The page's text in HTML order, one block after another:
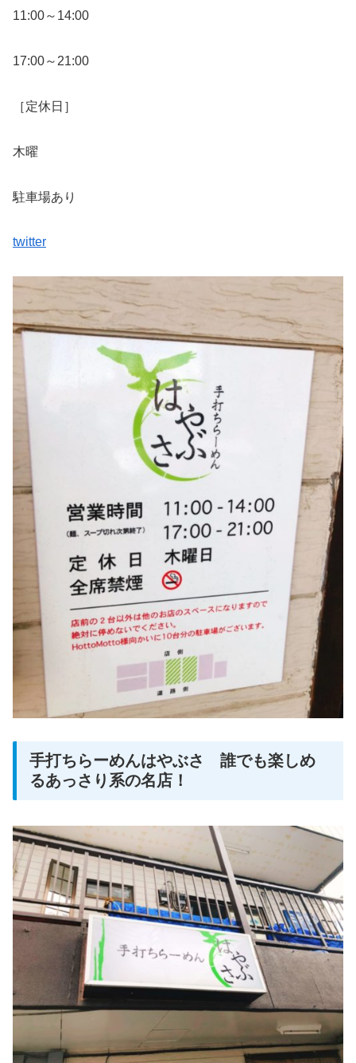
11:00～14:00
17:00～21:00
［定休日］
木曜
駐車場あり
twitter
手打ちらーめんはやぶさ 誰でも楽しめ
るあっさり系の名店！